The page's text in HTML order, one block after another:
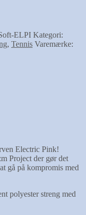
ELPI Kategori:
, Tennis Varemærke:
Electric Pink!
Project der gør det
gå på kompromis med
polyester streng med